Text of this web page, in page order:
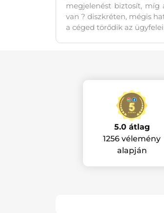
megjelenést biztosít, míg
van ? diszkréten, mégis
a céged törődik az
5.0 átlag
1256 vélemény
alapján